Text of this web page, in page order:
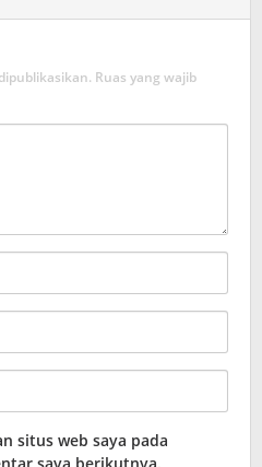
Ruas yang wajib
situs web saya pada
saya berikutnya.